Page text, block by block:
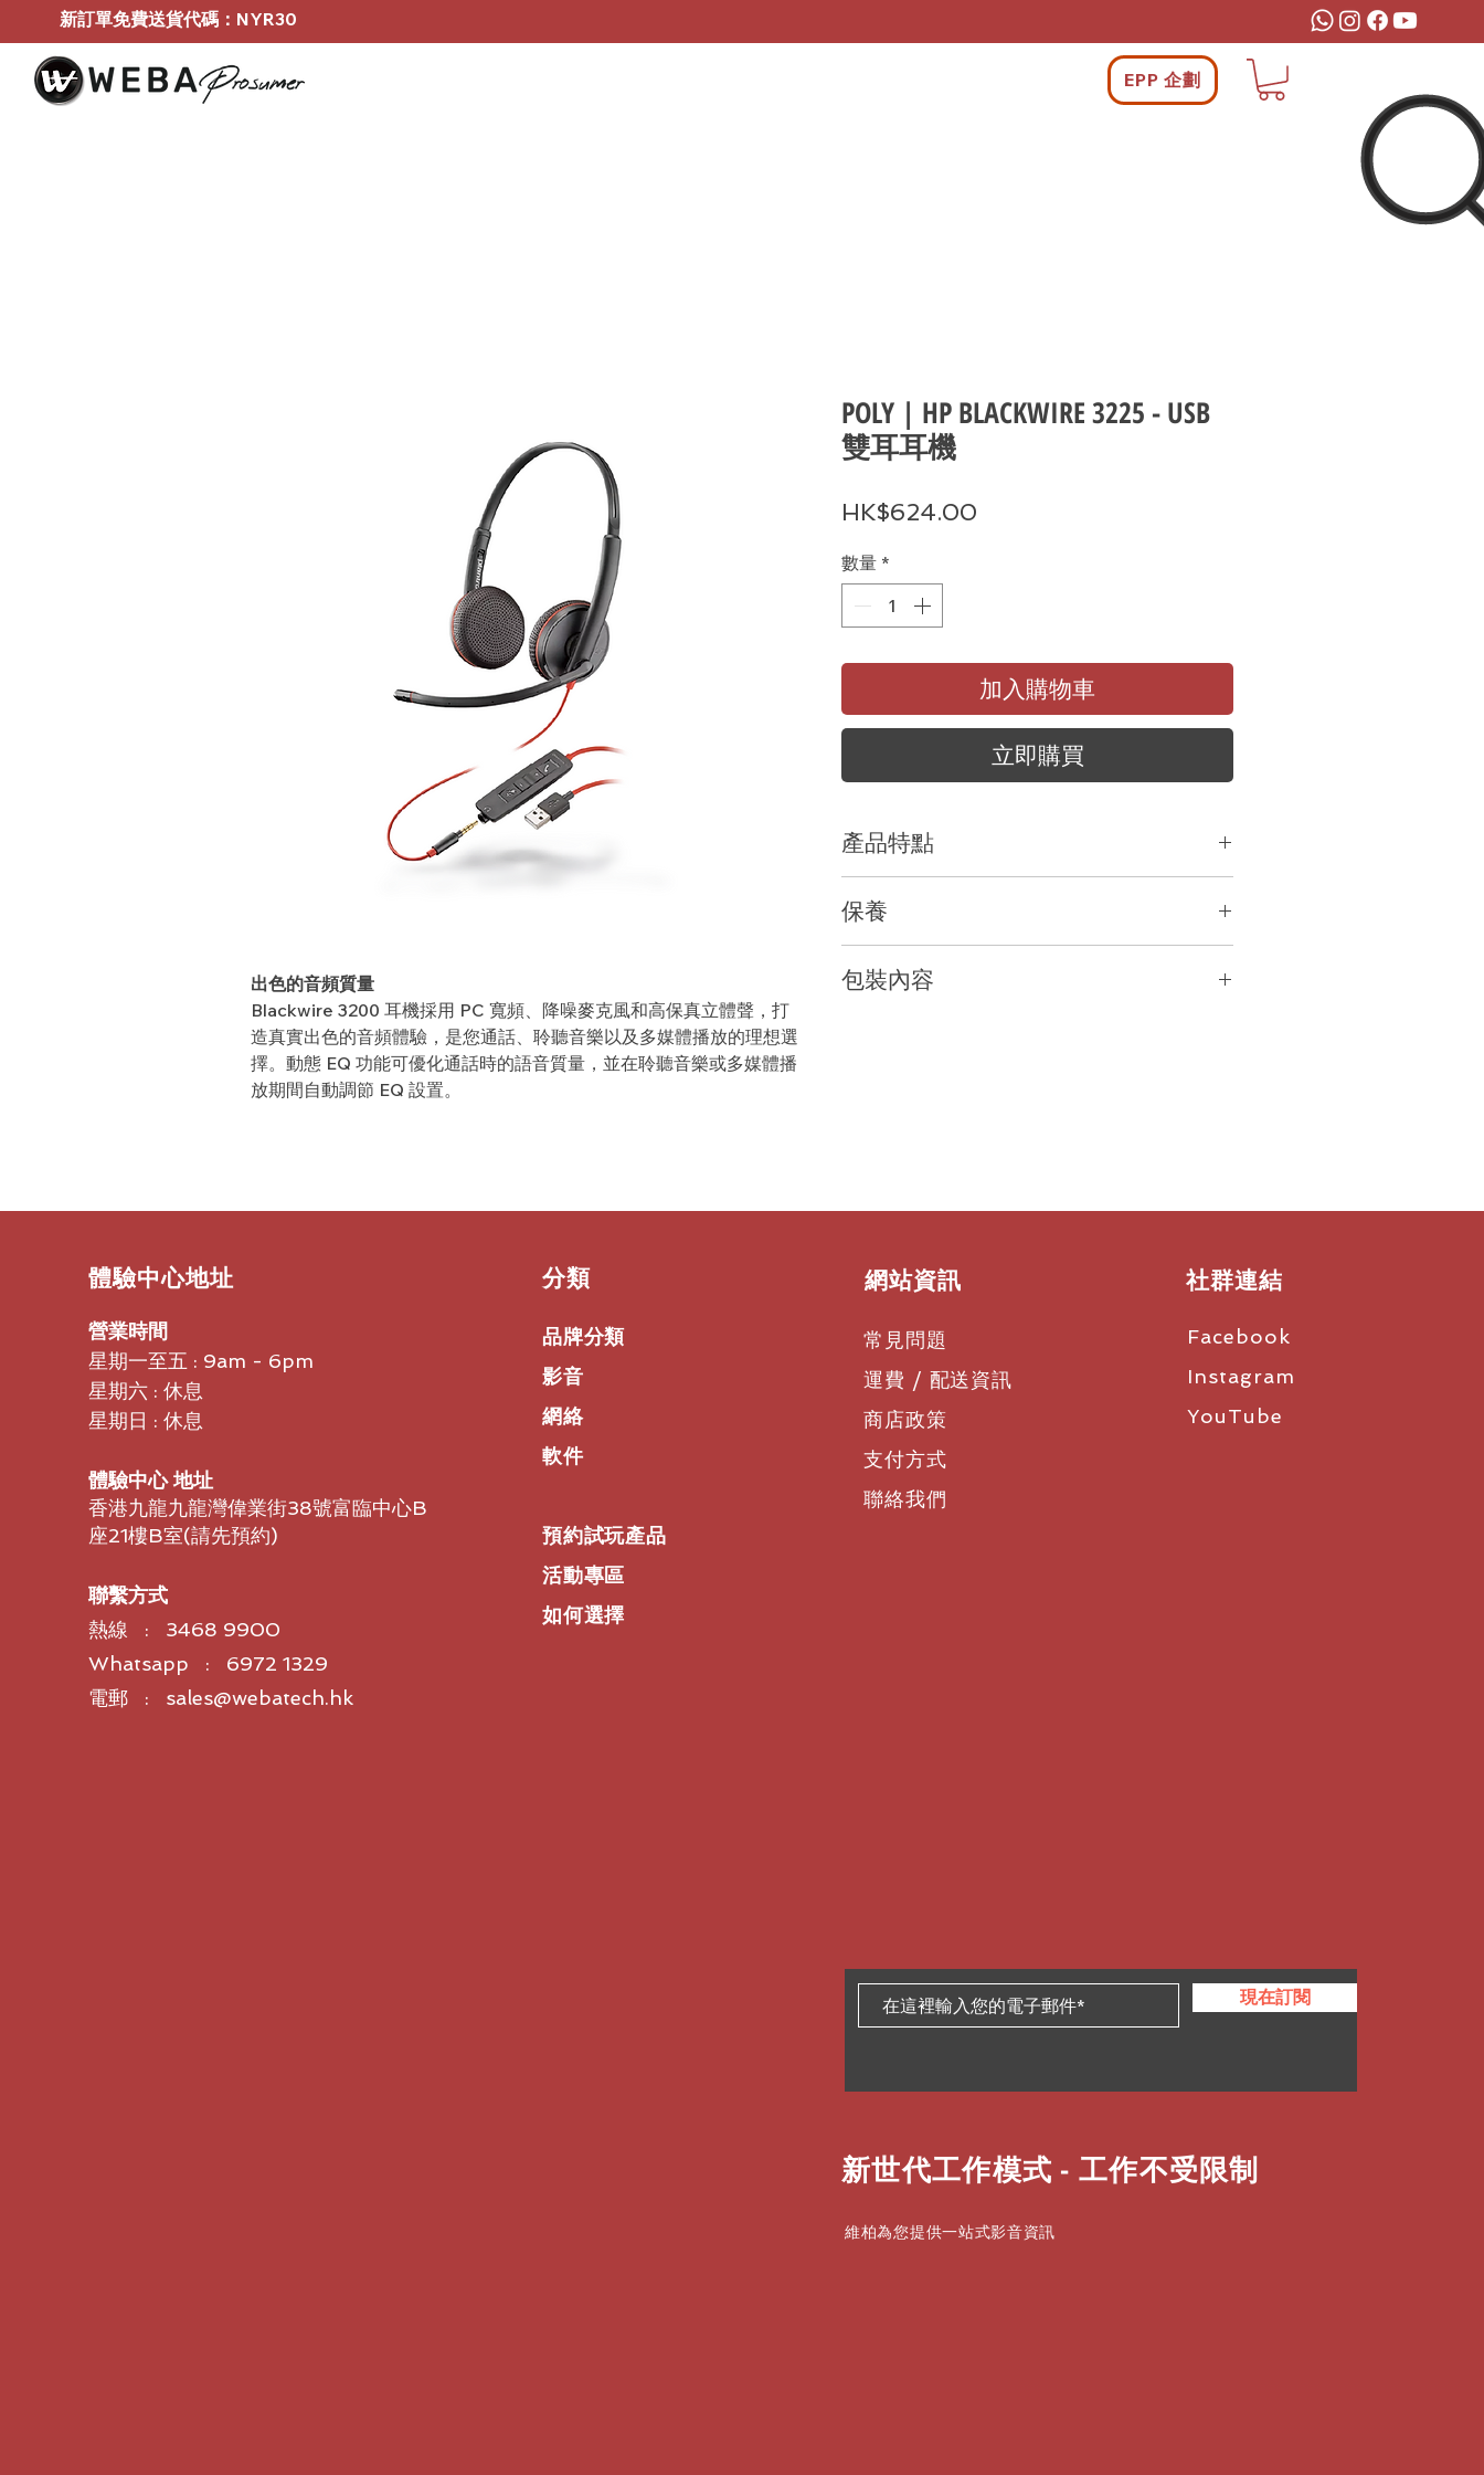
新訂單免費送貨代碼：NYR30
EPP 企劃
出色的音頻質量
Blackwire 3200 耳機採用 PC 寬頻、降噪麥克風和高保真立體聲 ，打
造真實出色的音頻體驗，是您通話、聆聽音樂以及多媒體播放的理想選
擇。動態 EQ 功能可優化通話時的語音質量，並在聆聽音樂或多媒體播
放期間自動調節 EQ 設置。
POLY | HP BLACKWIRE 3225 - USB
雙耳耳機
HK$624.00
數量 *
加入購物車
立即購買
產品特點
適合需要在
，手機或平板電腦上管理通話的專業人士
您可以使用標準
保養
包裝內容
​體驗中心地址
營業時間
星期一至五 : 9am - 6pm
星期六 : 休息
星期日 : 休息
體驗中心 地址
香港九龍九龍灣偉業街38號富臨中心B
座21樓B室​(請先預約)
聯繫方式
熱線 : 3468 9900
Whatsapp : 6972 1329
電郵 : sales@webatech.hk
​分類
品牌分類
影音
網絡
軟件
預約試玩產品
活動專區
如何選擇
​網站資訊
常見問題
運費 / 配送資訊
商店政策
支付方式
聯絡我們
社群連結
Facebook
Instagram
YouTube
現在訂閱
新世代工作模式 - 工作不受限制
維柏為您提供一站式影音資訊